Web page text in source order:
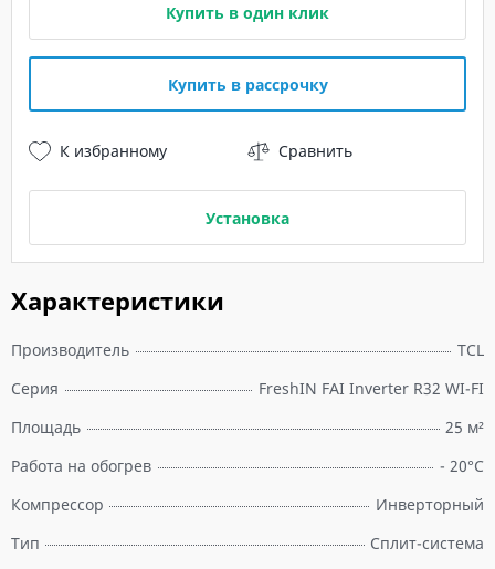
Характеристики
Производитель
TCL
Серия
FreshIN FAI Inverter R32 WI-FI
Площадь
25 м²
Работа на обогрев
- 20°C
Компрессор
Инверторный
Тип
Сплит-система
Купить в один клик
Купить в рассрочку
К избранному Сравнить
Установка